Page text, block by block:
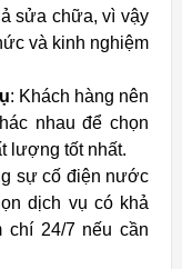
sửa chữa, vì vậy
và kinh nghiệm
: Khách hàng nên
nhau để chọn
lượng tốt nhất.
sự cố điện nước
dịch vụ có khả
chí 24/7 nếu cần